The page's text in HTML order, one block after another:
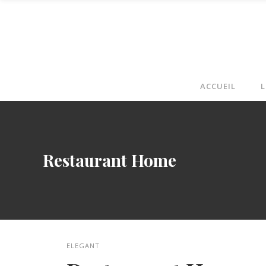
ACCUEIL
Restaurant Home
ELEGANT